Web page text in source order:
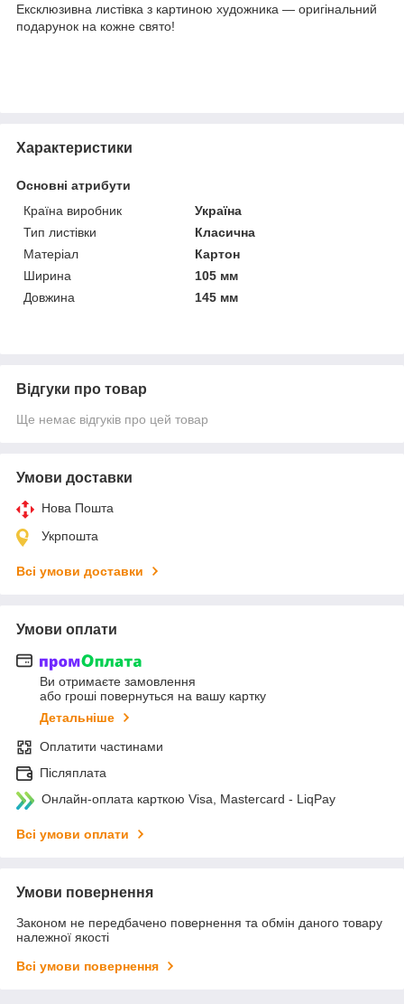
Ексклюзивна листівка з картиною художника — оригінальний
подарунок на кожне свято!
Характеристики
Основні атрибути
Країна виробник
Україна
Тип листівки
Класична
Матеріал
Картон
Ширина
105 мм
Довжина
145 мм
Відгуки про товар
Ще немає відгуків про цей товар
Умови доставки
Нова Пошта
Укрпошта
Всі умови доставки
Умови оплати
Ви отримаєте замовлення
або гроші повернуться на вашу картку
Детальніше
Оплатити частинами
Післяплата
Онлайн-оплата карткою Visa, Mastercard - LiqPay
Всі умови оплати
Умови повернення
Законом не передбачено повернення та обмін даного товару
належної якості
Всі умови повернення